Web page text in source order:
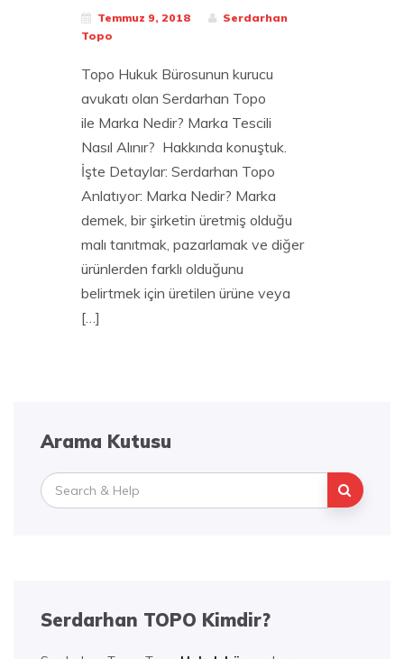
Temmuz 9, 2018
Serdarhan
Topo
Topo Hukuk Bürosunun kurucu
avukatı olan Serdarhan Topo
ile Marka Nedir? Marka Tescili
Nasıl Alınır? Hakkında konuştuk.
İşte Detaylar: Serdarhan Topo
Anlatıyor: Marka Nedir? Marka
demek, bir şirketin üretmiş olduğu
malı tanıtmak, pazarlamak ve diğer
ürünlerden farklı olduğunu
belirtmek için üretilen ürüne veya
[…]
Arama Kutusu
Search
for:
Serdarhan TOPO Kimdir?